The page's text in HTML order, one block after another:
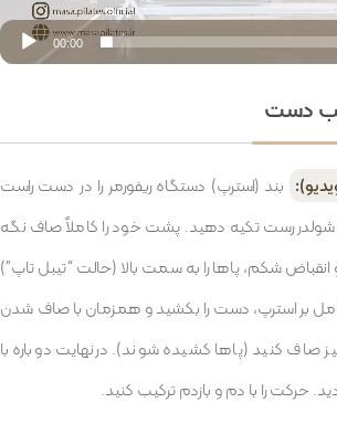
00:00
بند (استرپ) دستگاه ریفورمر را در دست راست
رست تکیه دهید. پشت خود را کاملاً صاف نگه
انقباض شکم، پاها را به سمت بالا (حالت “تیبل تاپ”)
بر استرپ، دست را بکشید و همزمان با صاف شدن
صاف کنید (پاها کشیده شوند). درنهایت دوباره با
حرکت را با دم و بازدم ترکیب کنید.